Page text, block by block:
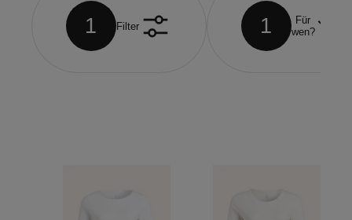
1 Filter 1
Für
wen?